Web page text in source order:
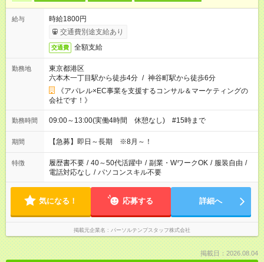
給与
時給1800円
交通費別途支給あり
交通費 全額支給
勤務地
東京都港区
六本木一丁目駅から徒歩4分 / 神谷町駅から徒歩6分
《アパレル×EC事業を支援するコンサル＆マーケティングの
会社です！》
勤務時間 09:00～13:00(実働4時間 休憩なし) #15時まで
期間 【急募】即日～長期 ※8月～！
特徴 履歴書不要 / 40～50代活躍中 / 副業・WワークOK / 服装自由 /
電話対応なし / パソコンスキル不要
気になる！ 応募する 詳細へ
掲載元企業名 パーソルテンプスタッフ株式会社
掲載日：2026.08.04